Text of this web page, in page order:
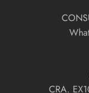
CRA.